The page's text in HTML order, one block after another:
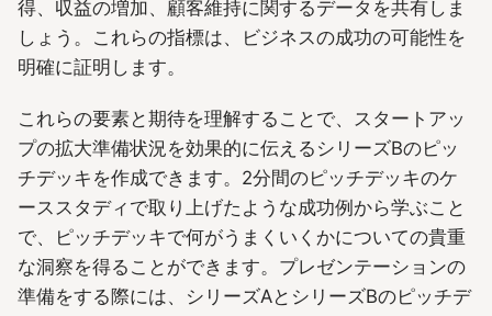
得、収益の増加、顧客維持に関するデータを共有しま
しょう。これらの指標は、ビジネスの成功の可能性を
明確に証明します。
これらの要素と期待を理解することで、スタートアッ
プの拡大準備状況を効果的に伝えるシリーズBのピッ
チデッキを作成できます。2分間のピッチデッキのケ
ーススタディで取り上げたような成功例から学ぶこと
で、ピッチデッキで何がうまくいくかについての貴重
な洞察を得ることができます。プレゼンテーションの
準備をする際には、シリーズAとシリーズBのピッチデ